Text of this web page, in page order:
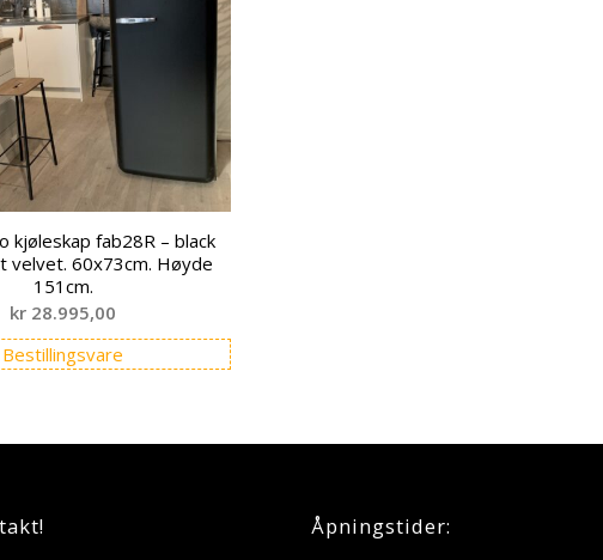
kjøleskap fab28R – black
velvet. 60x73cm. Høyde
151cm.
kr 28.995,00
Bestillingsvare
Åpningstider: